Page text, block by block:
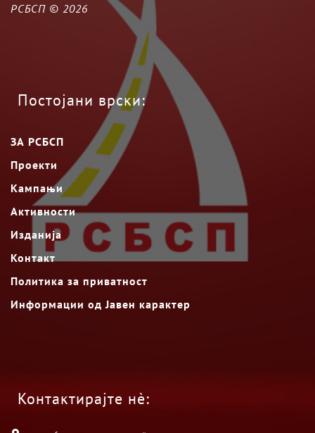
РСБСП © 2026
Постојани врски:
ЗА РСБСП
Проекти
Кампањи
Активности
Изданија
Контакт
Политика за приватност
Информации од Јавен карактер
Контактирајте нè: